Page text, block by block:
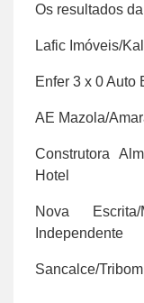
Os resultados
Lafic Imóveis/
Enfer 3 x 0 Auto
AE Mazola/
Construtora
Hotel
Nova
Independente
Sancalce/